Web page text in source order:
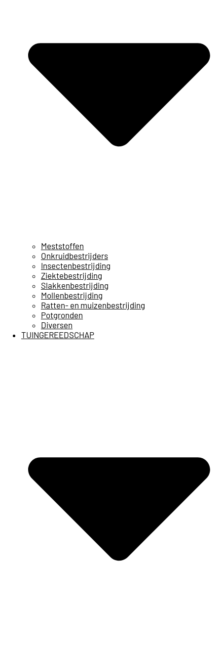
Meststoffen
Onkruidbestrijders
Insectenbestrijding
Ziektebestrijding
Slakkenbestrijding
Mollenbestrijding
Ratten- en muizenbestrijding
Potgronden
Diversen
TUINGEREEDSCHAP